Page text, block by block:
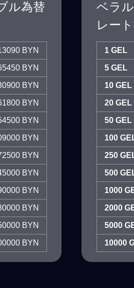
ル為替
BYN
BYN
BYN
BYN
BYN
BYN
BYN
BYN
BYN
BYN
BYN
BYN
ベラ
レー
1 GEL
5 GEL
10 GEL
20 GEL
50 GEL
100
250
500
1000
2000
5000
10000